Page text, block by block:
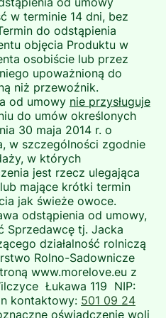
w terminie 14 dni, bez
do odstąpienia
objęcia Produktu w
osobiście lub przez
upoważnioną do
niż przewoźnik.
od umowy nie przysługuje
do umów określonych
30 maja 2014 r. o
w szczególności zgodnie
w których
jest rzecz ulegająca
mające krótki termin
jak świeże owoce.
odstąpienia od umowy,
Sprzedawcę tj. Jacka
działalność rolniczą
Rolno-Sadownicze
www.morelove.eu z
Łukawa 119 NIP:
kontaktowy: 501 09 24
oświadczenie woli